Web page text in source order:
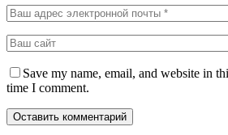
Save my name, email, and website in
time I comment.